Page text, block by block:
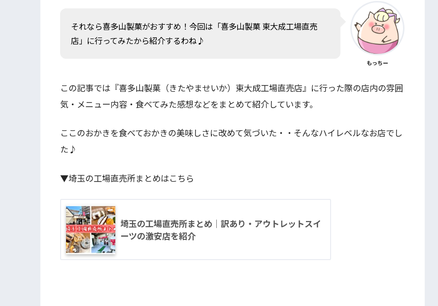
それなら喜多山製菓がおすすめ！今回は「喜多山製菓 東大成工場直売
店」に行ってみたから紹介するわね♪
もっちー
この記事では『喜多山製菓（きたやませいか）東大成工場直売店』に行った際の店内の雰囲
気・メニュー内容・食べてみた感想などをまとめて紹介しています。
ここのおかきを食べておかきの美味しさに改めて気づいた・・そんなハイレベルなお店でし
た♪
▼埼玉の工場直売所まとめはこちら
埼玉の工場直売所まとめ｜訳あり・アウトレットスイ
ーツの激安店を紹介